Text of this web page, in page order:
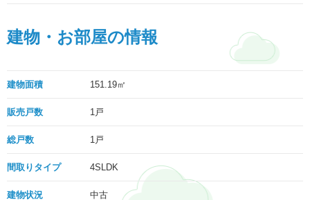
建物・お部屋の情報
建物面積 151.19㎡
販売戸数 1戸
総戸数 1戸
間取りタイプ 4SLDK
建物状況 中古